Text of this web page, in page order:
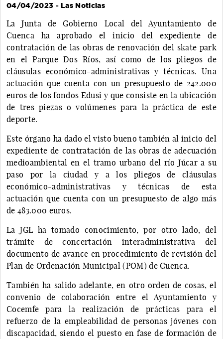
04/04/2023 - Las Noticias
La Junta de Gobierno Local del Ayuntamiento de
Cuenca ha aprobado el inicio del expediente de
contratación de las obras de renovación del skate park
en el Parque Dos Ríos, así como de los pliegos de
cláusulas económico-administrativas y técnicas. Una
actuación que cuenta con un presupuesto de 242.000
euros de los fondos Edusi y que consiste en la ubicación
de tres piezas o volúmenes para la práctica de este
deporte.
Este órgano ha dado el visto bueno también al inicio del
expediente de contratación de las obras de adecuación
medioambiental en el tramo urbano del río Júcar a su
paso por la ciudad y a los pliegos de cláusulas
económico-administrativas y técnicas de esta
actuación que cuenta con un presupuesto de algo más
de 483.000 euros.
La JGL ha tomado conocimiento, por otro lado, del
trámite de concertación interadministrativa del
documento de avance en procedimiento de revisión del
Plan de Ordenación Municipal (POM) de Cuenca.
También ha salido adelante, en otro orden de cosas, el
convenio de colaboración entre el Ayuntamiento y
Cocemfe para la realización de prácticas para el
refuerzo de la empleabilidad de personas jóvenes con
discapacidad, siendo el puesto en fase de formación de